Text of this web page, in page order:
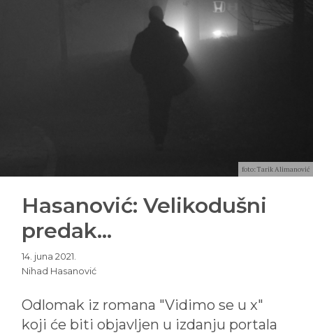
foto: Tarik Alimanović
Hasanović: Velikodušni
predak…
14. juna 2021.
Nihad Hasanović
Odlomak iz romana "Vidimo se u x"
koji će biti objavljen u izdanju portala